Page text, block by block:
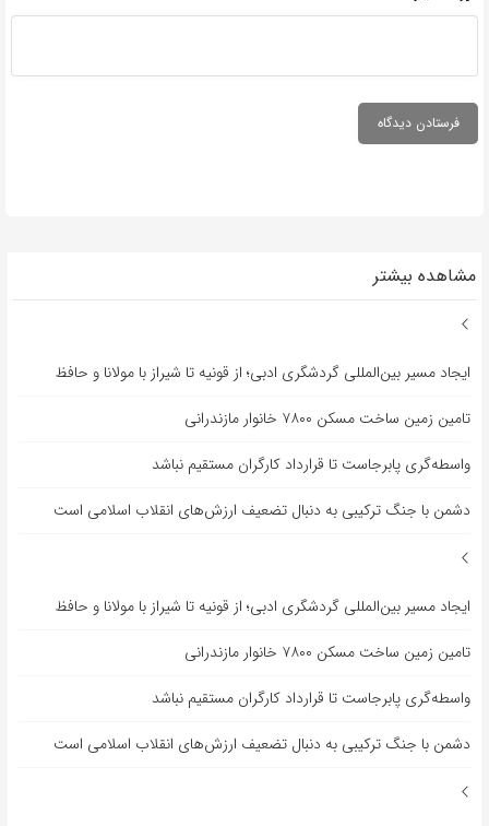
مشاهده بیشتر
ایجاد مسیر بین‌المللی گردشگری ادبی؛ از قونیه تا شیراز با مولانا و حافظ
تامین زمین ساخت مسکن ۷۸۰۰ خانوار مازندرانی
واسطه‌گری پابرجاست تا قرارداد کارگران مستقیم نباشد
دشمن با جنگ ترکیبی به دنبال تضعیف ارزش‌های انقلاب اسلامی است
ایجاد مسیر بین‌المللی گردشگری ادبی؛ از قونیه تا شیراز با مولانا و حافظ
تامین زمین ساخت مسکن ۷۸۰۰ خانوار مازندرانی
واسطه‌گری پابرجاست تا قرارداد کارگران مستقیم نباشد
دشمن با جنگ ترکیبی به دنبال تضعیف ارزش‌های انقلاب اسلامی است